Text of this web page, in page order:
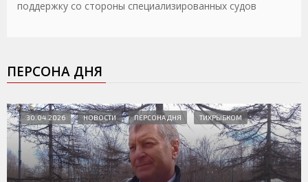
поддержку со стороны специализированных судов
ПЕРСОНА ДНЯ
30.04.2026 НОВОСТИ ПЕРСОНА ДНЯ ТИХРЫБКОМ